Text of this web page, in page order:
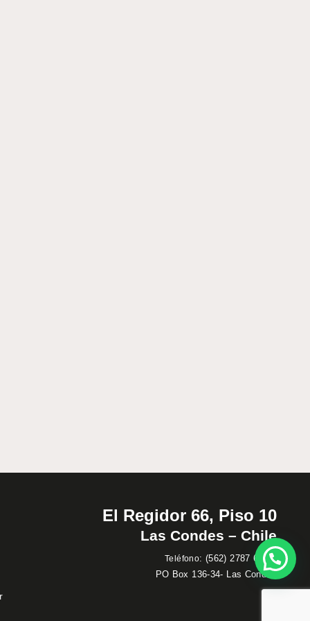
El Regidor 66, Piso 10
Las Condes – Chile
Teléfono: (562) 2787 60 00
PO Box 136-34- Las Condes